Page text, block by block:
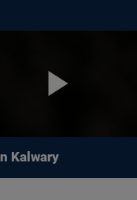
Kalwary